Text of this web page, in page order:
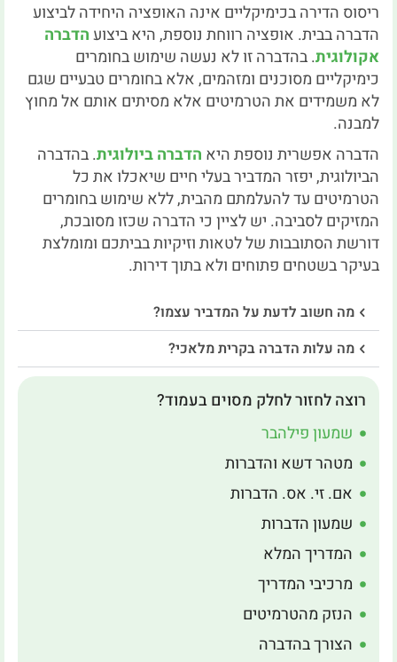
ריסוס הדירה בכימיקליים אינה האופציה היחידה לביצוע
הדברה בבית. אופציה רווחת נוספת, היא ביצועהדברה
אקולוגית. בהדברה זו לא נעשה שימוש בחומרים
כימיקליים מסוכנים ומזהמים, אלא בחומרים טבעיים שגם
לא משמידים את הטרמיטים אלא מסיתים אותם אל מחוץ
למבנה.
הדברה אפשרית נוספת היא הדברה ביולוגית. בהדברה
הביולוגית, יפזר המדביר בעלי חיים שיאכלו את כל
הטרמיטים עד להעלמתם מהבית, ללא שימוש בחומרים
המזיקים לסביבה. יש לציין כי הדברה שכזו מסובכת,
דורשת הסתובבות של לטאות וזיקיות בביתכם ומומלצת
בעיקר בשטחים פתוחים ולא בתוך דירות.
מה חשוב לדעת על המדביר עצמו?
מה עלות הדברה בקרית מלאכי?
רוצה לחזור לחלק מסוים בעמוד?
שמעון פילהבר
מטהר דשא והדברות
אם. זי. אס. הדברות
שמעון הדברות
המדריך המלא
מרכיבי המדריך
הנזק מהטרמיטים
הצורך בהדברה